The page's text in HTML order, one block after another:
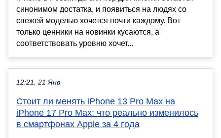
синонимом достатка, и появиться на людях со
свежей моделью хочется почти каждому. Вот
только ценники на новинки кусаются, а
соответствовать уровню хочет...
12:21, 21 Янв
Стоит ли менять iPhone 13 Pro Max на
iPhone 17 Pro Max: что реально изменилось
в смартфонах Apple за 4 года